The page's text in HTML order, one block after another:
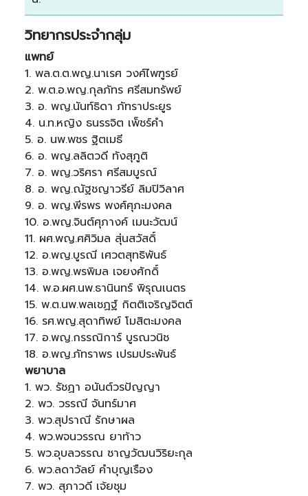
วิทยากรประจำกลุ่ม
แพทย์
1. พล.ต.ต.พญ.นาเรศ วงศ์ไพฑูรย์
2. พ.ต.อ.พญ.กุลภัทร ศรีสมทรัพย์
3. อ. พญ.นันท์ธิดา ภัทราประยูร
4. น.ท.หญิง ธนรรจิต เพ็ชร์คำ
5. อ. นพ.พชร ฐิตเมธี
6. อ. พญ.ลลิตวดี ทังสุภูติ
7. อ. พญ.วริศรา ศรีสมบูรณ์
8. อ. พญ.ณัฐชญาวรีย์ ลิมปิวิลาศ
9. อ. พญ.พีรพร พงศ์ศุภะมงคล
10. อ.พญ.จินต์ศุภางค์ เมนะวัฒน์
11. ผศ.พญ.ศศิวิมล สุ่นสวัสดิ์
12. อ.พญ.บูรณี เศวตสุทธิพันธ์
13. อ.พญ.พรพิมล เจยงศักดิ์
14. พ.อ.ผศ.นพ.ธานินทร์ พิรุณเนตร
15. พ.ต.นพ.พลเชฏฐ์ กิตติเจริญจิตต์
16. รศ.พญ.สุดาทิพย์ โมสิตะมงคล
17. อ.พญ.กรรณิการ์ บูรณวนิช
18. อ.พญ.ภัทราพร เปรมประพันธ์
พยาบาล
1. พว. รัชฏา อนันต์วรปัญญา
2. พว. วรรณี จันทร์มาศ
3. พว.สุปราณี รักษาผล
4. พว.พจนวรรณ ยาท้าว
5. พว.อุบลวรรณ ชาญวัฒนวิริยะกุล
6. พว.ลดาวัลย์ คำบุญเรือง
7. พว. สุภาวดี เจ้ยชุม